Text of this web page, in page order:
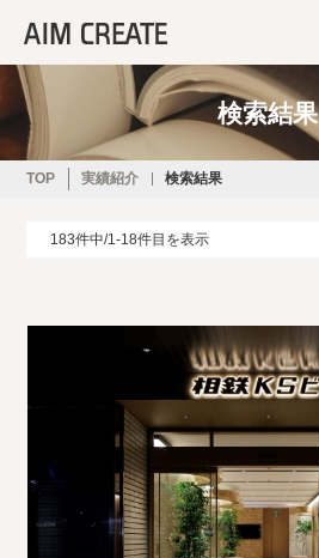
検索結果
TOP 実績紹介 検索結果
183件中/1-18件目を表示